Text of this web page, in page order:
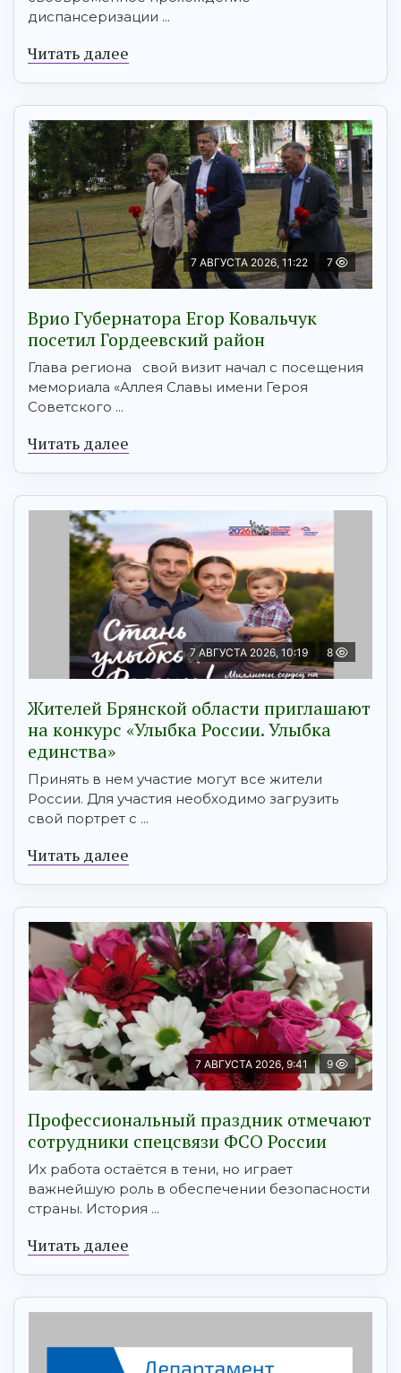
диспансеризации ...
Читать далее
7 АВГУСТА 2026, 11:22 7
Врио Губернатора Егор Ковальчук
посетил Гордеевский район
Глава региона свой визит начал с посещения
мемориала «Аллея Славы имени Героя
Советского ...
Читать далее
7 АВГУСТА 2026, 10:19 8
Жителей Брянской области приглашают
на конкурс «Улыбка России. Улыбка
единства»
Принять в нем участие могут все жители
России. Для участия необходимо загрузить
свой портрет с ...
Читать далее
7 АВГУСТА 2026, 9:41 9
Профессиональный праздник отмечают
сотрудники спецсвязи ФСО России
Их работа остаётся в тени, но играет
важнейшую роль в обеспечении безопасности
страны. История ...
Читать далее